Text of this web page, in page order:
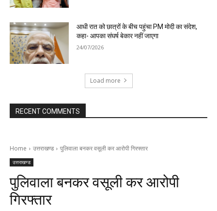
आधी रात को छात्रों के बीच पहुंचा PM मोदी का संदेश,
कहा- आपका संघर्ष बेकार नहीं जाएगा
24/07/2026
Load more
RECENT COMMENTS